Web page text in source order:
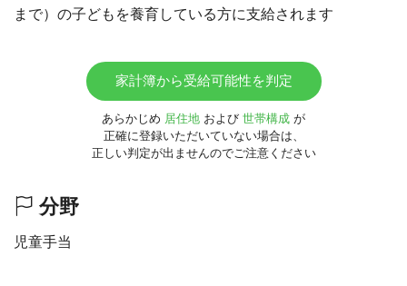
まで）の子どもを養育している方に支給されます
家計簿から受給可能性を判定
あらかじめ 居住地 および 世帯構成 が
正確に登録いただいていない場合は、
正しい判定が出ませんのでご注意ください
分野
児童手当